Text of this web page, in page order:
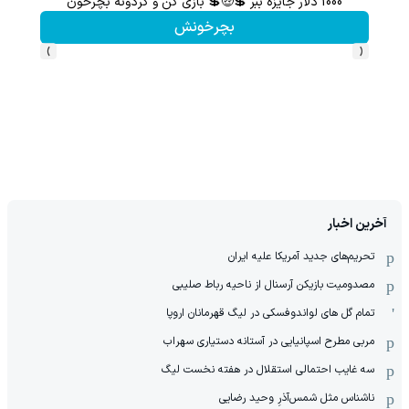
‹
›
آخرین اخبار
تحریم‌های جدید آمریکا علیه ایران
مصدومیت بازیکن آرسنال از ناحیه رباط صلیبی
تمام گل های لواندوفسکی در لیگ قهرمانان اروپا
مربی مطرح اسپانیایی در آستانه دستیاری سهراب
سه غایب احتمالی استقلال در هفته نخست لیگ
ناشناس مثل شمس‌آذرِ وحید رضایی